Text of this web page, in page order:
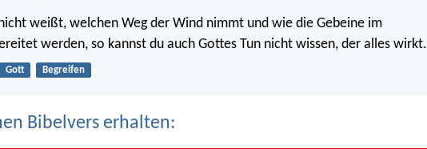
weißt, welchen Weg der Wind nimmt und wie die Gebeine im
werden, so kannst du auch Gottes Tun nicht wissen, der alles wirkt.
Gott Begreifen
Bibelvers erhalten: